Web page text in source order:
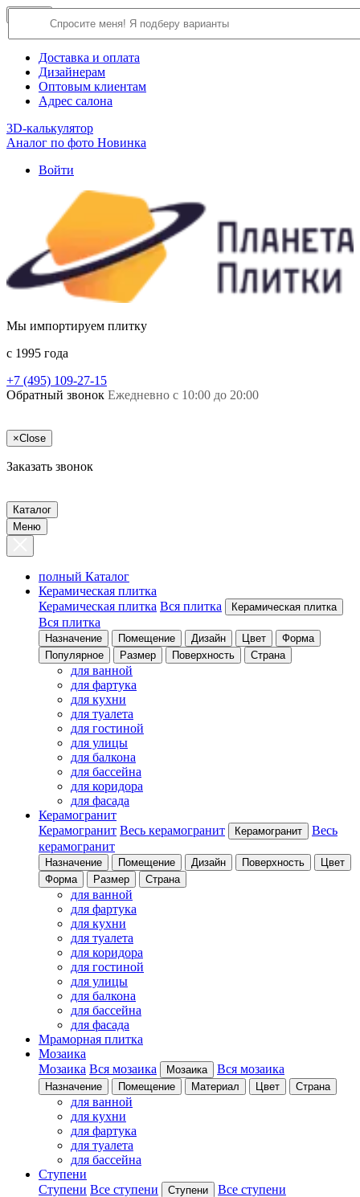
О компании
Доставка и оплата
Дизайнерам
Оптовым клиентам
Адрес салона
3D-калькулятор
Аналог по фото Новинка
Войти
Мы импортируем плитку
c 1995 года
+7 (495) 109-27-15
Обратный звонок Ежедневно с 10:00 до 20:00
×Close
Заказать звонок
Каталог
Меню
полный Каталог
Керамическая плитка
Керамическая плитка Вся плитка Керамическая плитка
Вся плитка
Назначение Помещение Дизайн Цвет
Форма
Популярное
Размер Поверхность Страна
для ванной
для фартука
для кухни
для туалета
для гостиной
для улицы
для балкона
для бассейна
для коридора
для фасада
Керамогранит
Керамогранит Весь керамогранит Керамогранит
Весь
керамогранит
Назначение Помещение Дизайн Поверхность
Цвет
Форма
Размер Страна
для ванной
для фартука
для кухни
для туалета
для коридора
для гостиной
для улицы
для балкона
для бассейна
для фасада
Мраморная плитка
Мозаика
Мозаика Вся мозаика Мозаика Вся мозаика
Назначение Помещение Материал Цвет Страна
для ванной
для кухни
для фартука
для туалета
для бассейна
Ступени
Ступени Все ступени Ступени Все ступени